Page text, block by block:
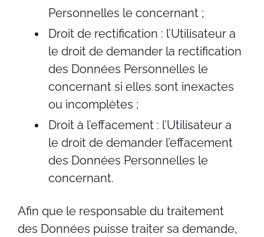
Personnelles le concernant ;
Droit de rectification : l’Utilisateur a
le droit de demander la rectification
des Données Personnelles le
concernant si elles sont inexactes
ou incomplètes ;
Droit à l’effacement : l’Utilisateur a
le droit de demander l’effacement
des Données Personnelles le
concernant.
Afin que le responsable du traitement
des Données puisse traiter sa demande,